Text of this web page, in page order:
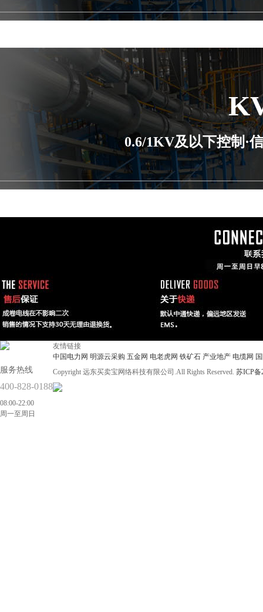
0.6/1KV及以下控制·
服务热线
400-828-0188
08:00-22:00
周一至周日
友情链接
中国电力网 明源云采购 五金网 电老虎网 铁矿石 产业地产 电缆网
Copyright 远东买卖宝网络科技有限公司.All Rights Reserved. 苏ICP备